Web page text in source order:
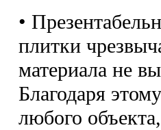
•
плитки
материала не
Благодаря
любого